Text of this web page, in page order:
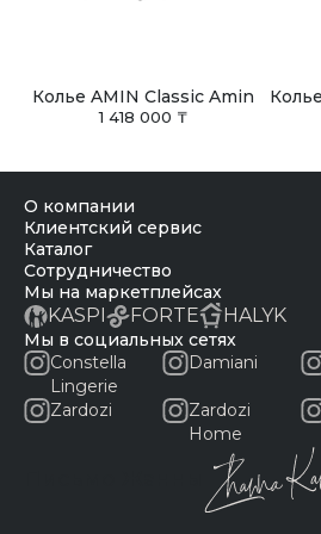
Колье AMIN Classic Amin
1 418 000 ₸
о компании
клиентский сервис
каталог
сотрудничество
Мы на маркетплейсах
KASPI FORTE HALYK
Мы в социальных сетях
Constella
Lingerie
Damiani
Zardozi
Zardozi
Home